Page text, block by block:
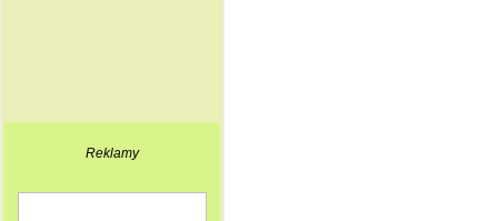
Reklamy